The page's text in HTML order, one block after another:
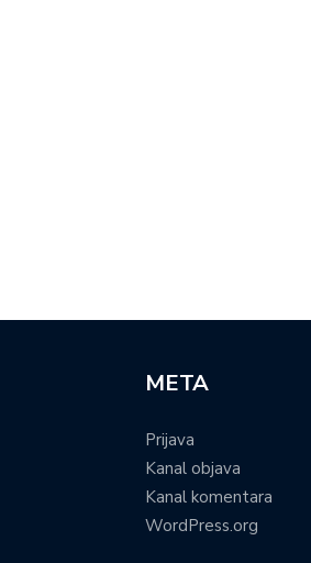
META
Prijava
Kanal objava
Kanal komentara
WordPress.org